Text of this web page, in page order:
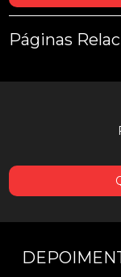
Páginas